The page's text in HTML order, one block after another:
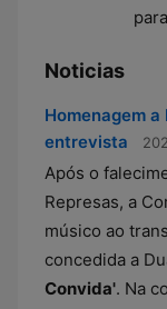
Noticias
Homenagem
entrevista
Após o
Represas, a
músico ao
concedida a
Convida'. Na